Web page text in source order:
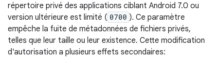
répertoire privé des applications ciblant Android 7.0 ou
version ultérieure est limité ( 0700 ). Ce paramètre
empêche la fuite de métadonnées de fichiers privés,
telles que leur taille ou leur existence. Cette modification
d'autorisation a plusieurs effets secondaires: